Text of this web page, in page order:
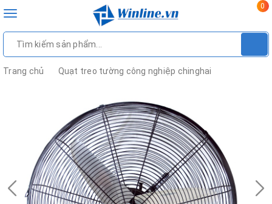
Toggle
0
Trang chủ Quạt treo tường công nghiệp chinghai